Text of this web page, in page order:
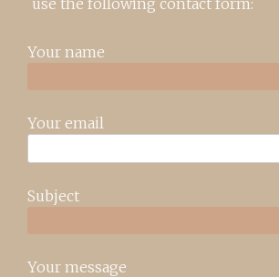
Your name
Your email
Subject
Your message